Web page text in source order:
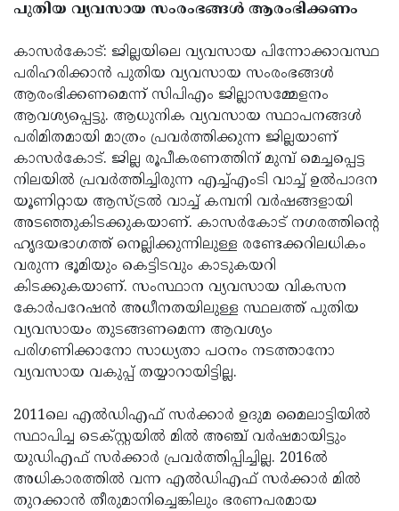
പുതിയ വ്യവസായ സംരംഭങ്ങള്‍ ആരംഭിക്കണം
കാസര്‍കോട്: ജില്ലയിലെ വ്യവസായ പിന്നോക്കാവസ്ഥ
പരിഹരിക്കാന്‍ പുതിയ വ്യവസായ സംരംഭങ്ങള്‍
ആരംഭിക്കണമെന്ന് സിപിഎം ജില്ലാസമ്മേളനം
ആവശ്യപ്പെട്ടു. ആധുനിക വ്യവസായ സ്ഥാപനങ്ങള്‍
പരിമിതമായി മാത്രം പ്രവര്‍ത്തിക്കുന്ന ജില്ലയാണ്
കാസര്‍കോട്. ജില്ല രൂപീകരണത്തിന് മുമ്പ് മെച്ചപ്പെട്ട
നിലയില്‍ പ്രവര്‍ത്തിച്ചിരുന്ന എച്ച്എംടി വാച്ച് ഉല്‍പാദന
യൂണിറ്റായ ആസ്ട്രല്‍ വാച്ച് കമ്പനി വര്‍ഷങ്ങളായി
അടഞ്ഞുകിടക്കുകയാണ്. കാസര്‍കോട് നഗരത്തിന്റെ
ഹൃദയഭാഗത്ത് നെല്ലിക്കുന്നിലുള്ള രണ്ടേക്കറിലധികം
വരുന്ന ഭൂമിയും കെട്ടിടവും കാടുകയറി
കിടക്കുകയാണ്. സംസ്ഥാന വ്യവസായ വികസന
കോര്‍പറേഷന്‍ അധീനതയിലുള്ള സ്ഥലത്ത് പുതിയ
വ്യവസായം തുടങ്ങണമെന്ന ആവശ്യം
പരിഗണിക്കാനോ സാധ്യതാ പഠനം നടത്താനോ
വ്യവസായ വകുപ്പ് തയ്യാറായിട്ടില്ല.
2011ലെ എല്‍ഡിഎഫ് സര്‍ക്കാര്‍ ഉദുമ മൈലാട്ടിയില്‍
സ്ഥാപിച്ച ടെക്‌സ്റ്റയില്‍ മില്‍ അഞ്ച് വര്‍ഷമായിട്ടും
യുഡിഎഫ് സര്‍ക്കാര്‍ പ്രവര്‍ത്തിപ്പിച്ചില്ല. 2016ല്‍
അധികാരത്തില്‍ വന്ന എല്‍ഡിഎഫ് സര്‍ക്കാര്‍ മില്‍
തുറക്കാന്‍ തീരുമാനിച്ചെങ്കിലും ഭരണപരമായ